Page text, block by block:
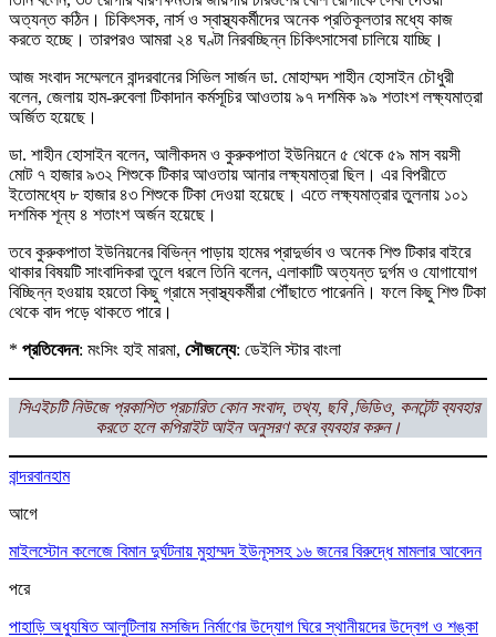
অত্যন্ত কঠিন। চিকিৎসক, নার্স ও স্বাস্থ্যকর্মীদের অনেক প্রতিকূলতার মধ্যে কাজ
করতে হচ্ছে। তারপরও আমরা ২৪ ঘণ্টা নিরবচ্ছিন্ন চিকিৎসাসেবা চালিয়ে যাচ্ছি।
আজ সংবাদ সম্মেলনে বান্দরবানের সিভিল সার্জন ডা. মোহাম্মদ শাহীন হোসাইন চৌধুরী
বলেন, জেলায় হাম-রুবেলা টিকাদান কর্মসূচির আওতায় ৯৭ দশমিক ৯৯ শতাংশ লক্ষ্যমাত্রা
অর্জিত হয়েছে।
ডা. শাহীন হোসাইন বলেন, আলীকদম ও কুরুকপাতা ইউনিয়নে ৫ থেকে ৫৯ মাস বয়সী
মোট ৭ হাজার ৯৩২ শিশুকে টিকার আওতায় আনার লক্ষ্যমাত্রা ছিল। এর বিপরীতে
ইতোমধ্যে ৮ হাজার ৪৩ শিশুকে টিকা দেওয়া হয়েছে। এতে লক্ষ্যমাত্রার তুলনায় ১০১
দশমিক শূন্য ৪ শতাংশ অর্জন হয়েছে।
তবে কুরুকপাতা ইউনিয়নের বিভিন্ন পাড়ায় হামের প্রাদুর্ভাব ও অনেক শিশু টিকার বাইরে
থাকার বিষয়টি সাংবাদিকরা তুলে ধরলে তিনি বলেন, এলাকাটি অত্যন্ত দুর্গম ও যোগাযোগ
বিচ্ছিন্ন হওয়ায় হয়তো কিছু গ্রামে স্বাস্থ্যকর্মীরা পৌঁছাতে পারেননি। ফলে কিছু শিশু টিকা
থেকে বাদ পড়ে থাকতে পারে।
* প্রতিবেদন: মংসিং হাই মারমা, সৌজন্যে: ডেইলি স্টার বাংলা
সিএইচটি নিউজে প্রকাশিত প্রচারিত কোন সংবাদ, তথ্য, ছবি ,ভিডিও, কনটেন্ট ব্যবহার
করতে হলে কপিরাইট আইন অনুসরণ করে ব্যবহার করুন।
বান্দরবানহাম
আগে
মাইলস্টোন কলেজে বিমান দুর্ঘটনায় মুহাম্মদ ইউনূসসহ ১৬ জনের বিরুদ্ধে মামলার আবেদন
পরে
পাহাড়ি অধ্যুষিত আলুটিলায় মসজিদ নির্মাণের উদ্যোগ ঘিরে স্থানীয়দের উদ্বেগ ও শঙ্কা